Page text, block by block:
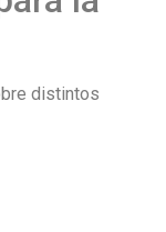
distintos